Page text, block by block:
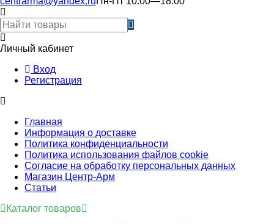
Личный кабинет
Вход
Регистрация
Главная
Информация о доставке
Политика конфиденциальности
Политика использования файлов cookie
Согласие на обработку персональных данных
Магазин Центр-Арм
Статьи
Каталог товаров